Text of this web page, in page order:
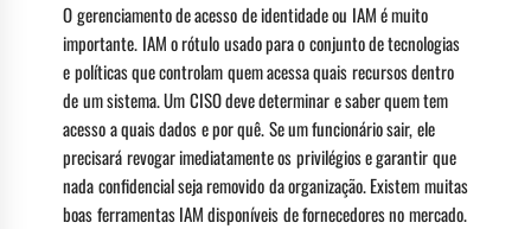
O gerenciamento de acesso de identidade ou IAM é muito
importante. IAM o rótulo usado para o conjunto de tecnologias
e políticas que controlam quem acessa quais recursos dentro
de um sistema. Um CISO deve determinar e saber quem tem
acesso a quais dados e por quê. Se um funcionário sair, ele
precisará revogar imediatamente os privilégios e garantir que
nada confidencial seja removido da organização. Existem muitas
boas ferramentas IAM disponíveis de fornecedores no mercado.